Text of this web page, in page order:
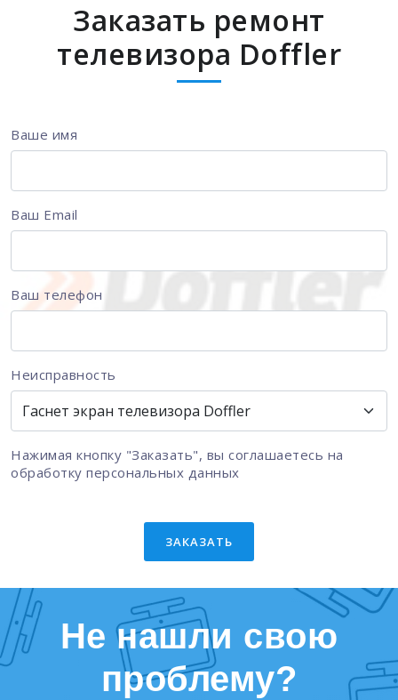
Заказать ремонт
телевизора Doffler
Ваше имя
Ваш Email
Ваш телефон
Неисправность
Нажимая кнопку "Заказать", вы соглашаетесь на
обработку персональных данных
ЗАКАЗАТЬ
Не нашли свою
проблему?